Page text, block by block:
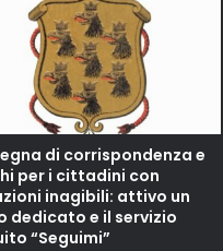
di corrispondenza e
per i cittadini con
inagibili: attivo un
dedicato e il servizio
“Seguimi”